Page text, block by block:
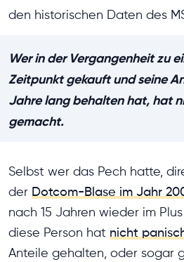
den historischen Daten des
Wer in der Vergangenheit zu
Zeitpunkt gekauft und seine
Jahre lang behalten hat, hat
gemacht.
Selbst wer das Pech hatte,
der Dotcom-Blase im Jahr
nach 15 Jahren wieder im
diese Person hat nicht
Anteile gehalten, oder sogar